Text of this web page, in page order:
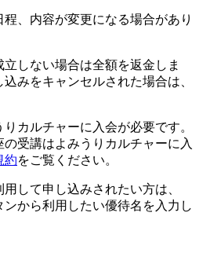
、内容が変更になる場合があり
しない場合は全額を返金しま
みをキャンセルされた場合は、
カルチャーに入会が必要です。
受講はよみうりカルチャーに入
約をご覧ください。
して申し込みされたい方は、
ンから利用したい優待名を入力し